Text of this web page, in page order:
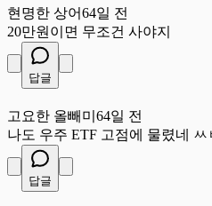
현명한 상어64일 전
20만원이면 무조건 사야지
답글
고요한 올빼미 64일 전
나도 우주 ETF 고점에 물렸네 ㅆ
답글